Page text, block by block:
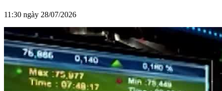
11:30 ngày 28/07/2026